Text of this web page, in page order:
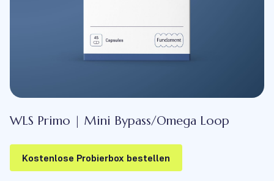
WLS Primo | Mini Bypass/Omega Loop
Kostenlose Probierbox bestellen